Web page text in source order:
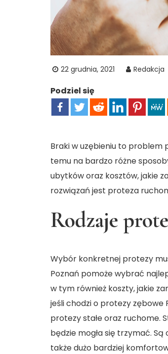
22 grudnia, 2021 Redakcja
Podziel się
Braki w uzębieniu to problem
temu na bardzo różne
ubytków oraz kosztów, jakie
rozwiązań jest proteza
Rodzaje
Wybór konkretnej protezy
Poznań pomoże wybrać
w tym również koszty, jakie
jeśli chodzi o protezy zębowe
protezy stałe oraz ruchome.
będzie mogła się trzymać.
także dużo bardziej